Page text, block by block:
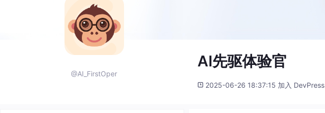
@AI_FirstOper
AI先驱体验官
2025-06-26 18:37:15 加入 DevPress